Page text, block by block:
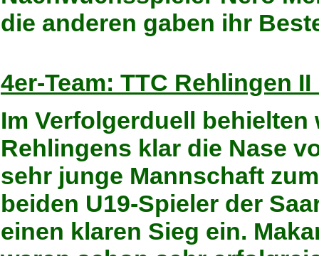
die anderen gaben ihr
4er-Team: TTC Rehlingen II
Im Verfolgerduell
Rehlingens klar die Nase
sehr junge Mannschaft
beiden U19-Spieler der
einen klaren Sieg ein.